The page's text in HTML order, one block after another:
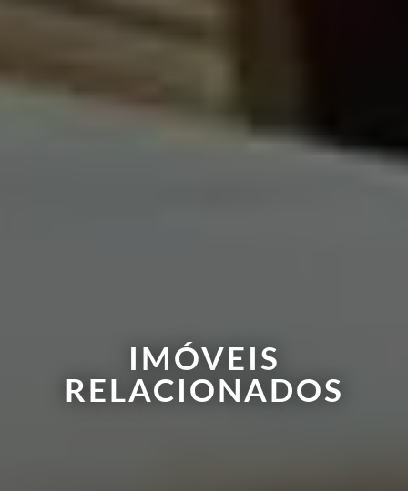
IMÓVEIS
RELACIONADOS